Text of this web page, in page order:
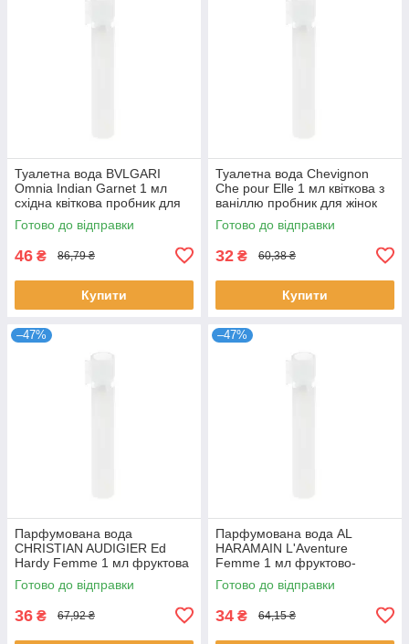
Туалетна вода BVLGARI
Omnia Indian Garnet 1 мл
східна квіткова пробник для
жінок розпив парфумів
Булгарі
Готово до відправки
46 ₴ 86,79 ₴
Купити
Туалетна вода Chevignon
Che pour Elle 1 мл квіткова з
ваніллю пробник для жінок
розпив парфумів Шевіньйон
Готово до відправки
32 ₴ 60,38 ₴
Купити
–47%
Парфумована вода
CHRISTIAN AUDIGIER Ed
Hardy Femme 1 мл фруктова
квіткова для жінок пробник
розпив Крістіан
Готово до відправки
36 ₴ 67,92 ₴
–47%
Парфумована вода AL
HARAMAIN L'Aventure
Femme 1 мл фруктово-
квіткова стійка для жінок
розпив Аль Харамейн
Готово до відправки
34 ₴ 64,15 ₴